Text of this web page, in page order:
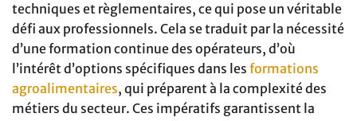
techniques et règlementaires, ce qui pose un véritable
défi aux professionnels. Cela se traduit par la nécessité
d’une formation continue des opérateurs, d’où
l’intérêt d’options spécifiques dans les formations
agroalimentaires, qui préparent à la complexité des
métiers du secteur. Ces impératifs garantissent la